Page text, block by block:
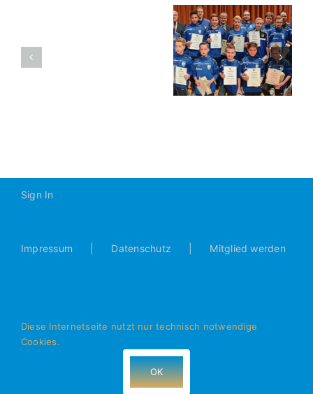
Sign In
Impressum Datenschutz Mitglied werden
© Alle Rechte vorbehalten - JFG Donautal Bad Abbach e.V.
- 93077 Bad Abbach
FacebookInstagram
Diese Internetseite nutzt nur technisch notwendige
Cookies.
OK